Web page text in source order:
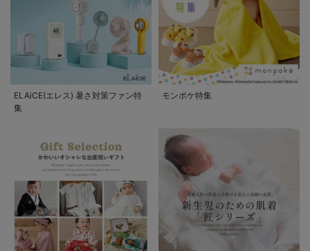
ELAiCE(エレス) 暑さ対策ファン特
集
モンポケ特集